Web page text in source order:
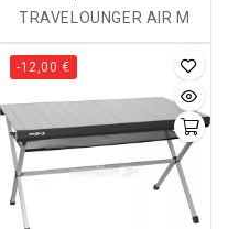
TRAVELOUNGER AIR M
-12,00 €